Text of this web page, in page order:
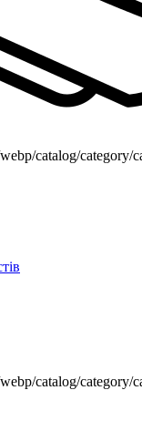
catalog/category/
catalog/category/